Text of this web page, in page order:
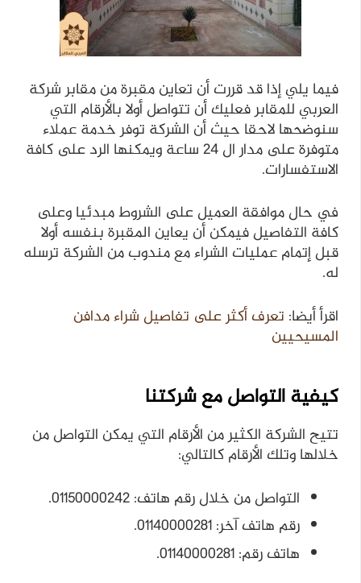
فيما يلي إذا قد قررت أن تعاين مقبرة من مقابر شركة
العربي للمقابر فعليك أن تتواصل أولا بالأرقام التي
سنوضحها لاحقا حيث أن الشركة توفر خدمة عملاء
متوفرة على مدار ال 24 ساعة ويمكنها الرد على كافة
الاستفسارات.
في حال موافقة العميل على الشروط مبدئيا وعلى
كافة التفاصيل فيمكن أن يعاين المقبرة بنفسه أولا
قبل إتمام عمليات الشراء مع مندوب من الشركة ترسله
له.
اقرأ أيضا: تعرف أكثر على تفاصيل شراء مدافن
المسيحيين
كيفية التواصل مع شركتنا
تتيح الشركة الكثير من الأرقام التي يمكن التواصل من
خلالها وتلك الأرقام كالتالي:
التواصل من خلال رقم هاتف: 01150000242.
رقم هاتف آخر: 01140000281.
هاتف رقم: 01140000281.